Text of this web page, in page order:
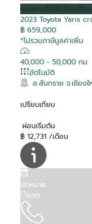
คุณภาพรับประกันเครื่อ
2023 Toyota Yaris
฿ 659,000
*ไม่รวมภาษีมูลค่าเพิ่ม
40,000 - 50,000 กม.
อัตโนมัติ
อ.สันทราย จ.เชียงใ
เปรียบเทียบ
ผ่อนเริ่มต้น
฿ 12,731 /เดือน
นัดหมาย
แชท